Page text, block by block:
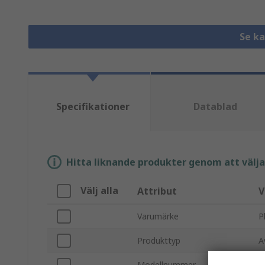
Se
Specifikationer Datablad
Hitta liknande produkter genom att
Välj alla Attribut
Varumärke
Produkttyp